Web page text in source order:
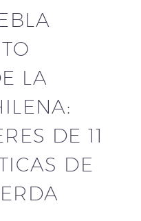
LA
DE 11
DE